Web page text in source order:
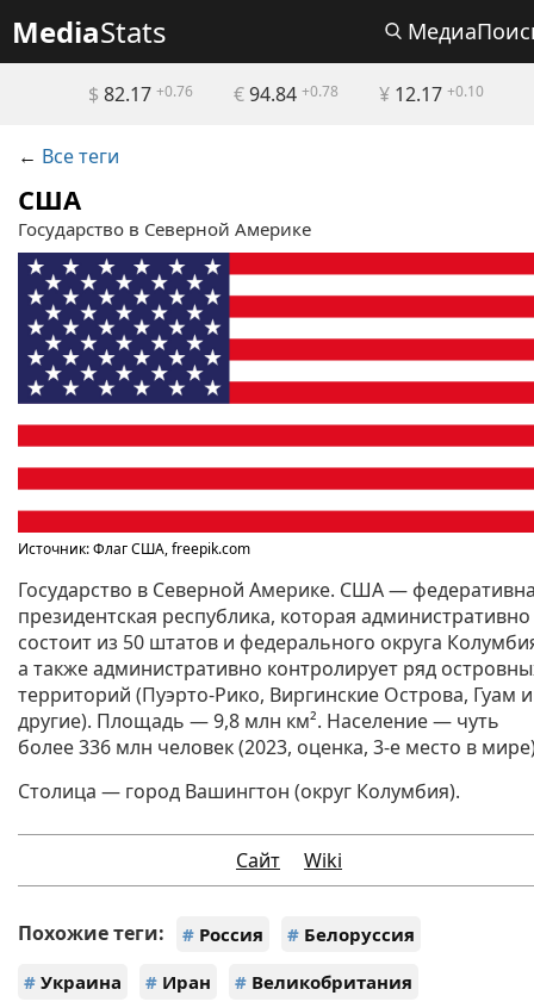
MediaStats
$ 82.17 +0.76 €94.84 +0.78 ¥ 12.17 +0.10
← Все теги
США
Государство в Северной Америке
Источник: Флаг США, freepik.com
Государство в Северной Америке. США —
президентская республика, которая административно
состоит из 50 штатов и федерального округа
а также административно контролирует ряд
территорий (Пуэрто-Рико, Виргинские Острова, Гуам и
другие). Площадь — 9,8 млн км². Население — чуть
более 336 млн человек (2023, оценка, 3-е место в
Столица — город Вашингтон (округ Колумбия).
Сайт Wiki
Похожие теги: # Россия # Белоруссия
# Украина # Иран # Великобритания